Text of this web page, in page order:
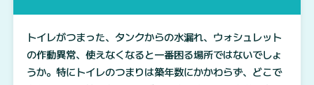
トイレがつまった、タンクからの水漏れ、ウォシュレット
の作動異常、使えなくなると一番困る場所ではないでしょ
うか。特にトイレのつまりは築年数にかかわらず、どこで